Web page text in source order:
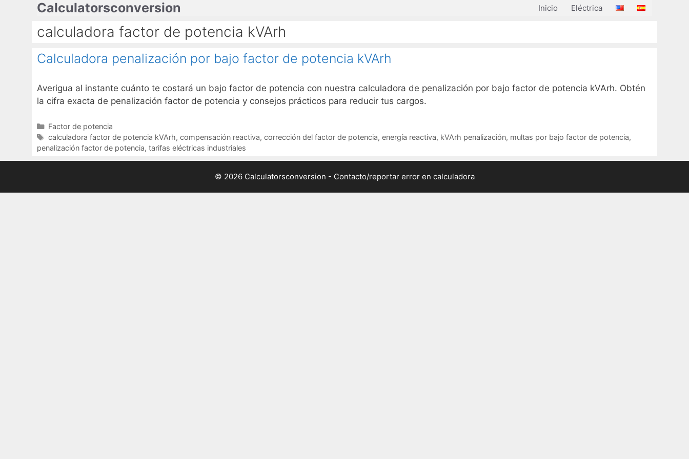
contenido
Calculatorsconversion Inicio Eléctrica
calculadora factor de potencia kVArh
Calculadora penalización por bajo factor de potencia kVArh
Averigua al instante cuánto te costará un bajo factor de potencia con nuestra calculadora de penalización por bajo factor de potencia kVArh. Obtén
la cifra exacta de penalización factor de potencia y consejos prácticos para reducir tus cargos.
Categorías
Factor de potencia
Etiquetas
calculadora factor de potencia kVArh, compensación reactiva, corrección del factor de potencia, energía reactiva, kVArh penalización, multas por bajo factor de potencia,
penalización factor de potencia, tarifas eléctricas industriales
© 2026 Calculatorsconversion - Contacto/reportar error en calculadora